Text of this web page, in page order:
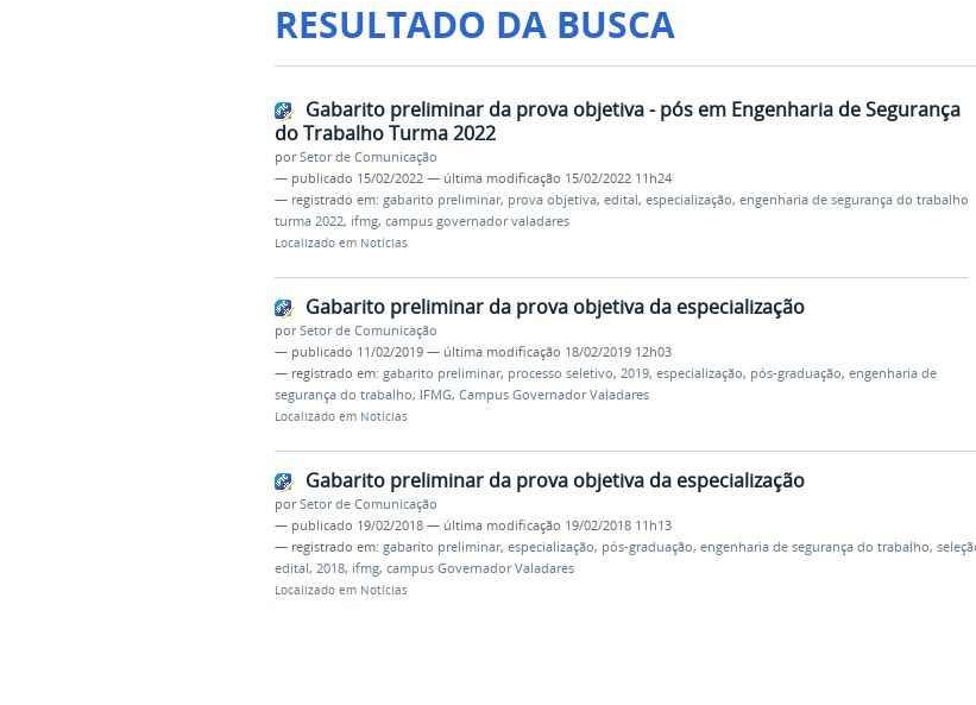
RESULTADO DA BUSCA
Gabarito preliminar da prova objetiva - pós em Engenharia de Segurança
do Trabalho Turma 2022
porSetor de Comunicação
— publicado 15/02/2022 — última modificação 15/02/2022 11h24
— registrado em: gabarito preliminar, prova objetiva, edital, especialização, engenharia de segurança do trabalho
turma 2022, ifmg, campus governador valadares
Localizado em Notícias
Gabarito preliminar da prova objetiva da especialização
porSetor de Comunicação
— publicado 11/02/2019 — última modificação 18/02/2019 12h03
— registrado em: gabarito preliminar, processo seletivo, 2019, especialização, pós-graduação, engenharia de
segurança do trabalho, IFMG, Campus Governador Valadares
Localizado em Notícias
Gabarito preliminar da prova objetiva da especialização
porSetor de Comunicação
— publicado 19/02/2018 — última modificação 19/02/2018 11h13
— registrado em: gabarito preliminar, especialização, pós-graduação, engenharia de segurança do trabalho,
edital, 2018, ifmg, campus Governador Valadares
Localizado em Notícias